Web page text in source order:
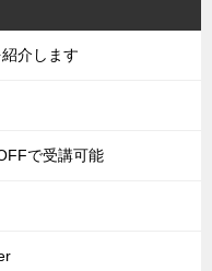
介します
で受講可能